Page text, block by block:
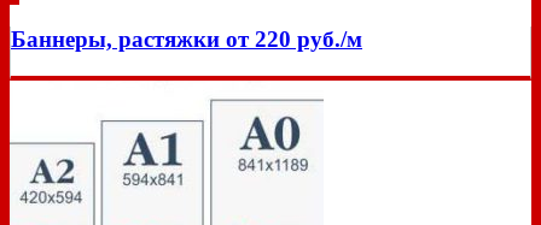
Баннеры, растяжки от 220 руб./м